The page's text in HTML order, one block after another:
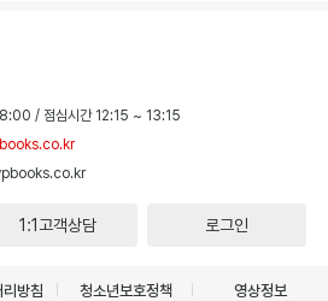
/ 점심시간 12:15 ~ 13:15
1:1고객상담 로그인
방침 청소년보호정책 영상정보